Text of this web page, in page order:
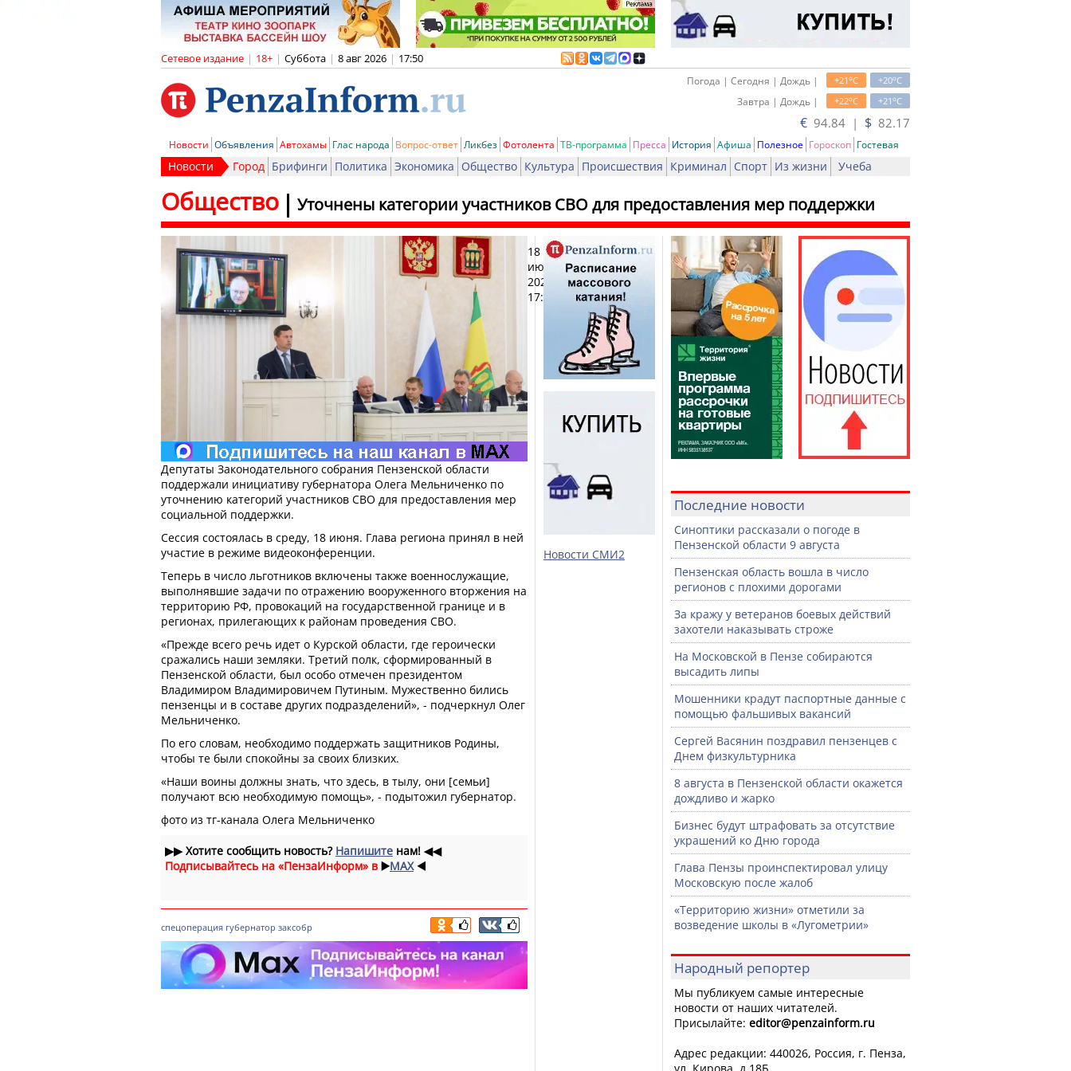
Сетевое издание | 18+ | Суббота | 8 авг 2026 | 17:50
+20oC
+21oC
Погода | Сегодня | Дождь |
+21oC
+22oC
Завтра | Дождь |
€ 94.84 | $ 82.17
Новости Объявления Автохамы Глас народа Вопрос-ответ Ликбез Фотолента ТВ-программа Пресса История Афиша Полезное Гороскоп Гостевая
Новости Город Брифинги Политика Экономика Общество Культура Происшествия Криминал Спорт Из жизни Учеба
Уточнены категории участников СВО для предоставления мер поддержки
Общество
18
июня
2025,
17:02
Печать
Депутаты Законодательного собрания Пензенской области
поддержали инициативу губернатора Олега Мельниченко по
уточнению категорий участников СВО для предоставления мер
социальной поддержки.
Сессия состоялась в среду, 18 июня. Глава региона принял в ней
участие в режиме видеоконференции.
Теперь в число льготников включены также военнослужащие,
выполнявшие задачи по отражению вооруженного вторжения на
территорию РФ, провокаций на государственной границе и в
регионах, прилегающих к районам проведения СВО.
«Прежде всего речь идет о Курской области, где героически
сражались наши земляки. Третий полк, сформированный в
Пензенской области, был особо отмечен президентом
Владимиром Владимировичем Путиным. Мужественно бились
пензенцы и в составе других подразделений», - подчеркнул Олег
Мельниченко.
По его словам, необходимо поддержать защитников Родины,
чтобы те были спокойны за своих близких.
«Наши воины должны знать, что здесь, в тылу, они [семьи]
получают всю необходимую помощь», - подытожил губернатор.
фото из тг-канала Олега Мельниченко
▶▶Хотите сообщить новость? Напишите нам! ◀◀
Подписывайтесь на «ПензаИнформ» в ▶️MAX ◀️
спецоперация губернатор заксобр
Новости СМИ2
Последние новости
Синоптики рассказали о погоде в
Пензенской области 9 августа
Пензенская область вошла в число
регионов с плохими дорогами
За кражу у ветеранов боевых действий
захотели наказывать строже
На Московской в Пензе собираются
высадить липы
Мошенники крадут паспортные данные с
помощью фальшивых вакансий
Сергей Васянин поздравил пензенцев с
Днем физкультурника
8 августа в Пензенской области окажется
дождливо и жарко
Бизнес будут штрафовать за отсутствие
украшений ко Дню города
Глава Пензы проинспектировал улицу
Московскую после жалоб
«Территорию жизни» отметили за
возведение школы в «Лугометрии»
Народный репортер
Мы публикуем самые интересные
новости от наших читателей.
Присылайте: editor@penzainform.ru
Адрес редакции: 440026, Россия, г. Пенза,